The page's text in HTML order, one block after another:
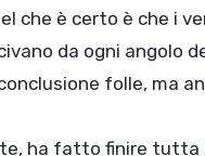
che è certo è che i
da ogni angolo
folle, ma
ha fatto finire tutta